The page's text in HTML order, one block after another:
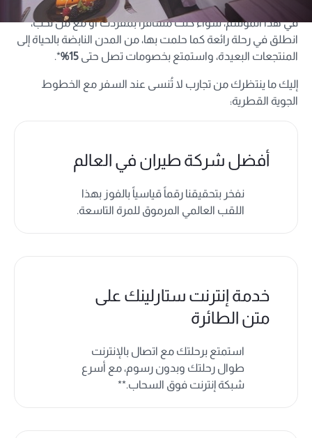
في هذا الموسم، سواءً كنت مسافراً بمفردك أو مع من تحب،
انطلق في رحلة رائعة كما حلمت بها، من المدن النابضة بالحياة إلى
المنتجعات البعيدة، واستمتع بخصومات تصل حتى 15%
*.
إليك ما ينتظرك من تجارب لا تُنسى عند السفر مع الخطوط
الجوية القطرية:
أفضل شركة طيران في العالم
نفخر بتحقيقنا رقماً قياسياً بالفوز بهذا
اللقب العالمي المرموق للمرة التاسعة.
خدمة إنترنت ستارلينك على
متن الطائرة
استمتع برحلتك مع اتصال بالإنترنت
طوال رحلتك وبدون رسوم، مع أسرع
شبكة إنترنت فوق السحاب.**